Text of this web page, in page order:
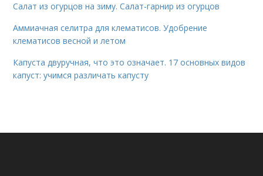
Салат из огурцов на зиму. Салат-гарнир из огурцов
Аммиачная селитра для клематисов. Удобрение
клематисов весной и летом
Капуста двуручная, что это означает. 17 основных видов
капуст: учимся различать капусту